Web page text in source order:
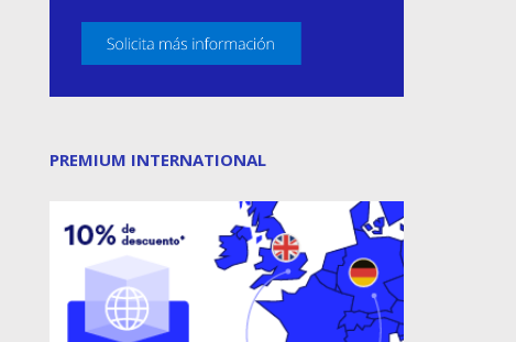
PREMIUM INTERNATIONAL